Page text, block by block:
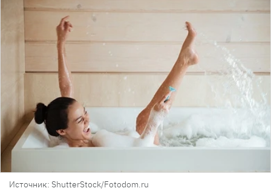
Источник: ShutterStock/Fotodom.ru